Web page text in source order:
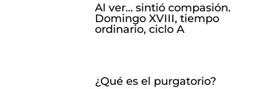
Al ver… sintió compasión.
Domingo XVIII, tiempo
ordinario, ciclo A
¿Qué es el purgatorio?